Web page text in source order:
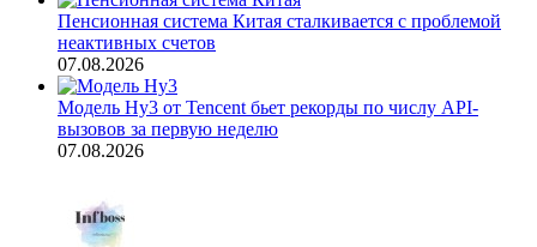
Пенсионная система Китая сталкивается с проблемой
неактивных счетов
07.08.2026
Модель Hy3 от Tencent бьет рекорды по числу API-
вызовов за первую неделю
07.08.2026